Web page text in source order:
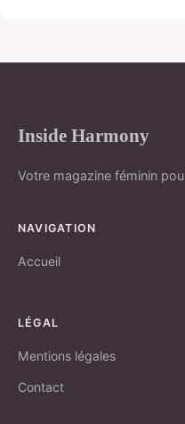
Inside Harmony
Votre magazine féminin
NAVIGATION
Accueil
LÉGAL
Mentions légales
Contact